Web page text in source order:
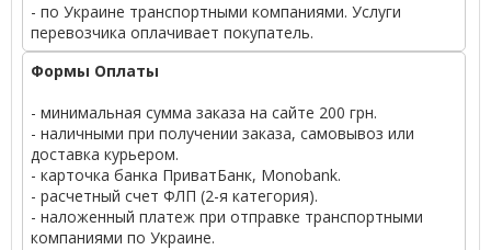
- по Украине транспортными компаниями. Услуги
перевозчика оплачивает покупатель.
Формы Оплаты
- минимальная сумма заказа на сайте 200 грн.
- наличными при получении заказа, самовывоз или
доставка курьером.
- карточка банка ПриватБанк, Monobank.
- расчетный счет ФЛП (2-я категория).
- наложенный платеж при отправке транспортными
компаниями по Украине.